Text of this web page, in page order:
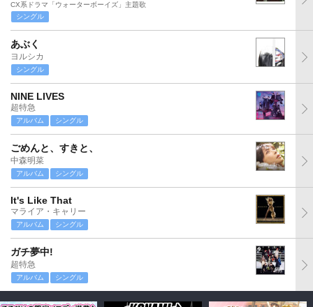
CX系ドラマ「ウォーターボーイズ」主題歌
シングル
あぶく
ヨルシカ
シングル
NINE LIVES
超特急
アルバム シングル
ごめんと、すきと、
中森明菜
アルバム シングル
It's Like That
マライア・キャリー
アルバム シングル
ガチ夢中!
超特急
アルバム シングル